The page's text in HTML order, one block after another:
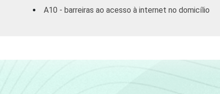
A10 - barreiras ao acesso à internet no domicílio